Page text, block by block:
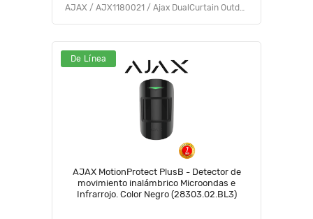
AJAX / AJX1180021 / Ajax DualCurtain Outdoor (9NA)
De Línea
AJAX MotionProtect PlusB - Detector de
movimiento inalámbrico Microondas e
Infrarrojo. Color Negro (28303.02.BL3)